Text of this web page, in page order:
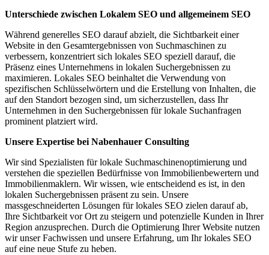
Unterschiede zwischen Lokalem SEO und allgemeinem SEO
Während generelles SEO darauf abzielt, die Sichtbarkeit einer
Website in den Gesamtergebnissen von Suchmaschinen zu
verbessern, konzentriert sich lokales SEO speziell darauf, die
Präsenz eines Unternehmens in lokalen Suchergebnissen zu
maximieren. Lokales SEO beinhaltet die Verwendung von
spezifischen Schlüsselwörtern und die Erstellung von Inhalten, die
auf den Standort bezogen sind, um sicherzustellen, dass Ihr
Unternehmen in den Suchergebnissen für lokale Suchanfragen
prominent platziert wird.
Unsere Expertise bei Nabenhauer Consulting
Wir sind Spezialisten für lokale Suchmaschinenoptimierung und
verstehen die speziellen Bedürfnisse von Immobilienbewertern und
Immobilienmaklern. Wir wissen, wie entscheidend es ist, in den
lokalen Suchergebnissen präsent zu sein. Unsere
massgeschneiderten Lösungen für lokales SEO zielen darauf ab,
Ihre Sichtbarkeit vor Ort zu steigern und potenzielle Kunden in Ihrer
Region anzusprechen. Durch die Optimierung Ihrer Website nutzen
wir unser Fachwissen und unsere Erfahrung, um Ihr lokales SEO
auf eine neue Stufe zu heben.